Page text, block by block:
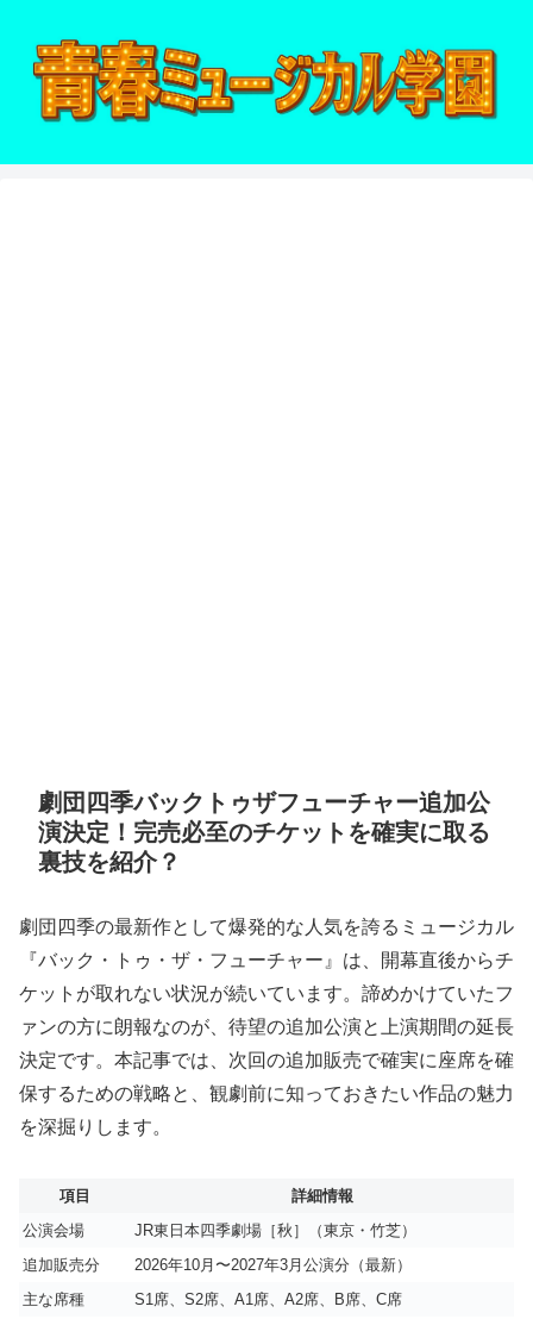
劇団四季バックトゥザフューチャー追加公
演決定！完売必至のチケットを確実に取る
裏技を紹介？
劇団四季の最新作として爆発的な人気を誇るミュージカル
『バック・トゥ・ザ・フューチャー』は、開幕直後からチ
ケットが取れない状況が続いています。諦めかけていたフ
ァンの方に朗報なのが、待望の追加公演と上演期間の延長
決定です。本記事では、次回の追加販売で確実に座席を確
保するための戦略と、観劇前に知っておきたい作品の魅力
を深掘りします。
項目
詳細情報
公演会場
JR東日本四季劇場［秋］（東京・竹芝）
追加販売分
2026年10月〜2027年3月公演分（最新）
主な席種
S1席、S2席、A1席、A2席、B席、C席